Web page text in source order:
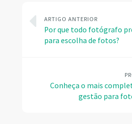
ARTIGO ANTERIOR
Por que todo fotógrafo
para escolha de fotos?
Conheça o mais
gestão para